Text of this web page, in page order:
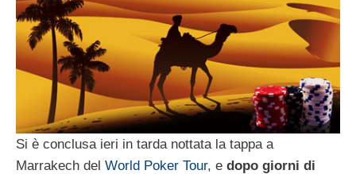
Si è conclusa ieri in tarda nottata la tappa a
Marrakech del World Poker Tour, e dopo giorni di